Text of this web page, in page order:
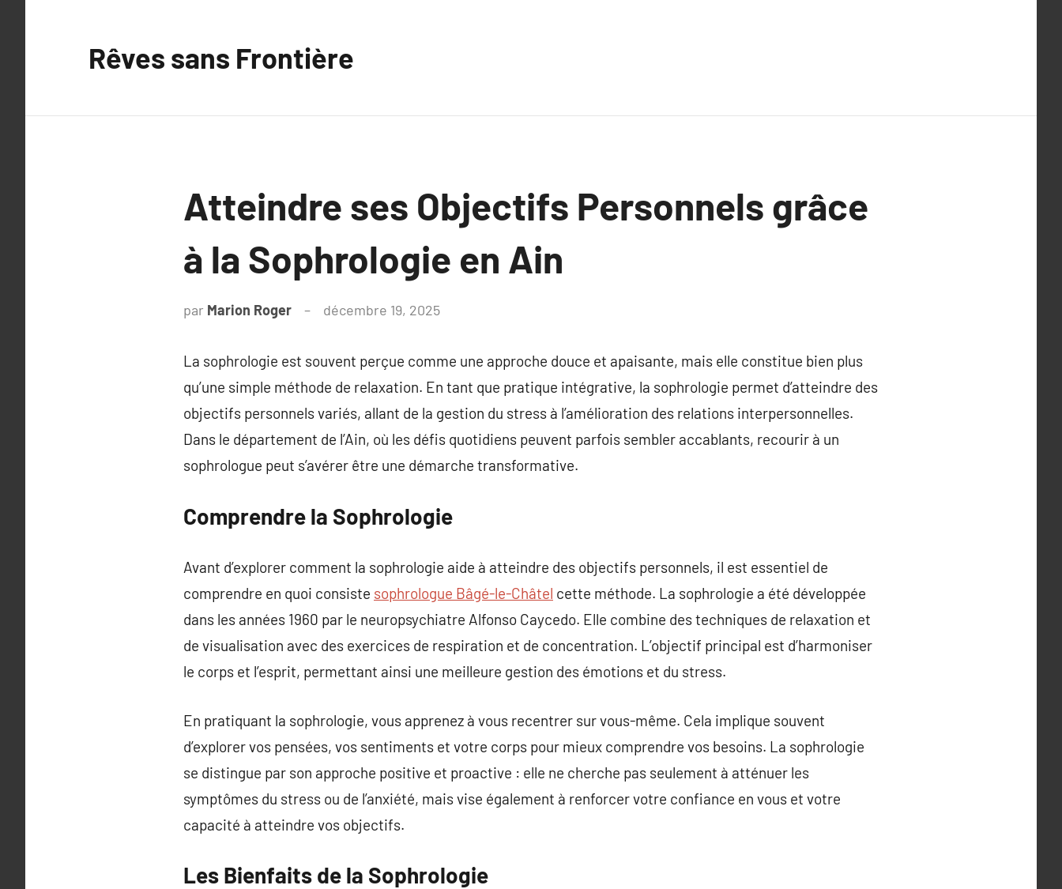
Rêves sans Frontière
Atteindre ses Objectifs Personnels grâce
à la Sophrologie en Ain
par Marion Roger décembre 19, 2025
La sophrologie est souvent perçue comme une approche douce et apaisante, mais elle constitue bien plus
qu’une simple méthode de relaxation. En tant que pratique intégrative, la sophrologie permet d’atteindre des
objectifs personnels variés, allant de la gestion du stress à l’amélioration des relations interpersonnelles.
Dans le département de l’Ain, où les défis quotidiens peuvent parfois sembler accablants, recourir à un
sophrologue peut s’avérer être une démarche transformative.
Comprendre la Sophrologie
Avant d’explorer comment la sophrologie aide à atteindre des objectifs personnels, il est essentiel de
comprendre en quoi consiste sophrologue Bâgé-le-Châtel cette méthode. La sophrologie a été développée
dans les années 1960 par le neuropsychiatre Alfonso Caycedo. Elle combine des techniques de relaxation et
de visualisation avec des exercices de respiration et de concentration. L’objectif principal est d’harmoniser
le corps et l’esprit, permettant ainsi une meilleure gestion des émotions et du stress.
En pratiquant la sophrologie, vous apprenez à vous recentrer sur vous-même. Cela implique souvent
d’explorer vos pensées, vos sentiments et votre corps pour mieux comprendre vos besoins. La sophrologie
se distingue par son approche positive et proactive : elle ne cherche pas seulement à atténuer les
symptômes du stress ou de l’anxiété, mais vise également à renforcer votre confiance en vous et votre
capacité à atteindre vos objectifs.
Les Bienfaits de la Sophrologie